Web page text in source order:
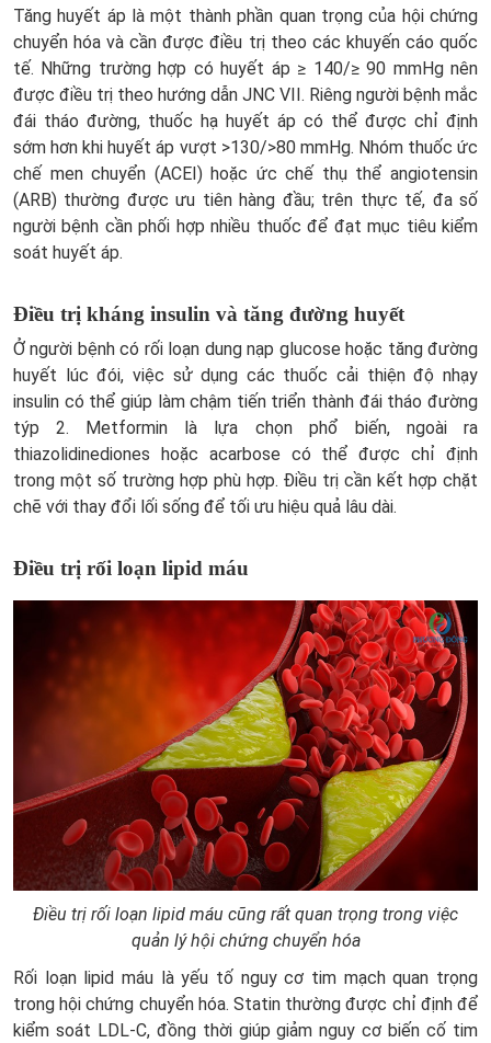
Tăng huyết áp là một thành phần quan trọng của hội chứng
chuyển hóa và cần được điều trị theo các khuyến cáo quốc
tế. Những trường hợp có huyết áp ≥ 140/≥ 90 mmHg nên
được điều trị theo hướng dẫn JNC VII. Riêng người bệnh mắc
đái tháo đường, thuốc hạ huyết áp có thể được chỉ định
sớm hơn khi huyết áp vượt >130/>80 mmHg. Nhóm thuốc ức
chế men chuyển (ACEI) hoặc ức chế thụ thể angiotensin
(ARB) thường được ưu tiên hàng đầu; trên thực tế, đa số
người bệnh cần phối hợp nhiều thuốc để đạt mục tiêu kiểm
soát huyết áp.
Điều trị kháng insulin và tăng đường huyết
Ở người bệnh có rối loạn dung nạp glucose hoặc tăng đường
huyết lúc đói, việc sử dụng các thuốc cải thiện độ nhạy
insulin có thể giúp làm chậm tiến triển thành đái tháo đường
týp 2. Metformin là lựa chọn phổ biến, ngoài ra
thiazolidinediones hoặc acarbose có thể được chỉ định
trong một số trường hợp phù hợp. Điều trị cần kết hợp chặt
chẽ với thay đổi lối sống để tối ưu hiệu quả lâu dài.
Điều trị rối loạn lipid máu
Điều trị rối loạn lipid máu cũng rất quan trọng trong việc
quản lý hội chứng chuyển hóa
Rối loạn lipid máu là yếu tố nguy cơ tim mạch quan trọng
trong hội chứng chuyển hóa. Statin thường được chỉ định để
kiểm soát LDL-C, đồng thời giúp giảm nguy cơ biến cố tim